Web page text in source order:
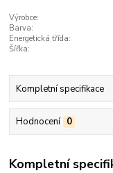
Výrobce:
Barva:
Energetická třída:
Šířka:
Kompletní specifikace
Hodnocení 0
Kompletní